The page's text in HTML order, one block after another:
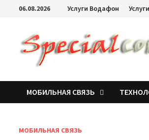
06.08.2026 Услуги Водафон
МОБИЛЬНАЯ СВЯЗЬ
МОБИЛЬНАЯ СВЯЗЬ